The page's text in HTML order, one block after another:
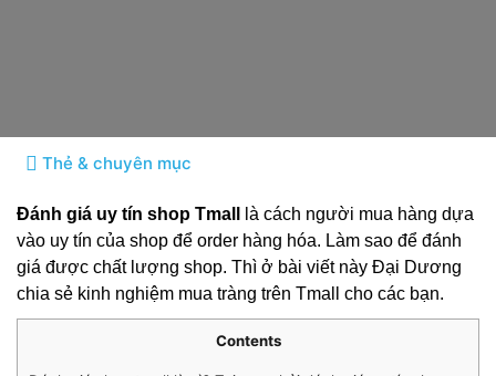
Thẻ & chuyên mục
Đánh giá uy tín shop Tmall
là cách người mua hàng dựa
vào uy tín của shop để order hàng hóa. Làm sao để đánh
giá được chất lượng shop. Thì ở bài viết này Đại Dương
chia sẻ kinh nghiệm mua tràng trên Tmall cho các bạn.
Contents